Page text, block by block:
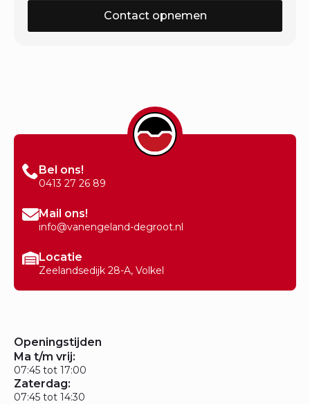
Contact opnemen
Bel ons!
0413 27 26 89
Mail ons!
info@vanengeland-degroot.nl
Locatie
Zeelandsedijk 28-A, Volkel
Openingstijden
Ma t/m vrij:
07:45 tot 17:00
Zaterdag:
07:45 tot 14:30